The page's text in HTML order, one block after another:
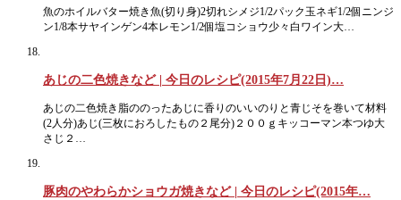
魚のホイルバター焼き魚(切り身)2切れシメジ1/2パック玉ネギ1/2個ニンジ
ン1/8本サヤインゲン4本レモン1/2個塩コショウ少々白ワイン大…
あじの二色焼きなど | 今日のレシピ(2015年7月22日)…
あじの二色焼き脂ののったあじに香りのいいのりと青じそを巻いて材料
(2人分)あじ(三枚におろしたもの２尾分)２００ｇキッコーマン本つゆ大
さじ２…
豚肉のやわらかショウガ焼きなど | 今日のレシピ(2015年…